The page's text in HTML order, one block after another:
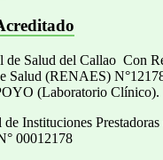
de Salud del Callao Con
Salud (RENAES)
(Laboratorio Clínico).
Instituciones
00012178